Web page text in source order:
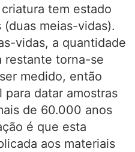
tem estado
meias-vidas).
vidas, a quantidade
restante torna-se
medido, então
datar amostras
de 60.000 anos
é que esta
aos materiais